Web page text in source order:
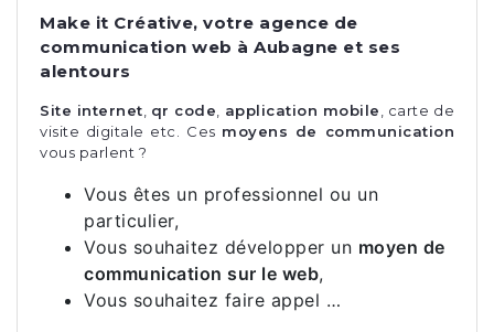
Make it Créative, votre agence de
communication web à Aubagne et ses
alentours
Site internet qr code application mobile
, carte de
visite digitale etc. Ces moyens de communication
vous parlent ?
Vous êtes un professionnel ou un
particulier,
Vous souhaitez développer un moyen de
communication sur le web,
Vous souhaitez faire appel …